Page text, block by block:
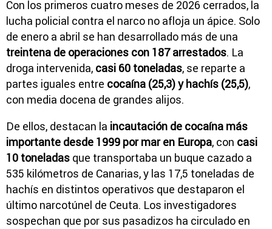
Con los primeros cuatro meses de 2026 cerrados, la
lucha policial contra el narco no afloja un ápice. Solo
de enero a abril se han desarrollado más de una
treintena de operaciones con 187 arrestados. La
droga intervenida, casi 60 toneladas, se reparte a
partes iguales entre cocaína (25,3) y hachís (25,5),
con media docena de grandes alijos.
De ellos, destacan la incautación de cocaína más
importante desde 1999 por mar en Europa, con casi
10 toneladas que transportaba un buque cazado a
535 kilómetros de Canarias, y las 17,5 toneladas de
hachís en distintos operativos que destaparon el
último narcotúnel de Ceuta. Los investigadores
sospechan que por sus pasadizos ha circulado en